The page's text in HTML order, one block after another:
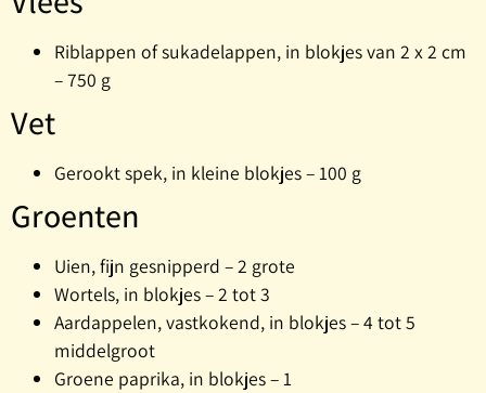
Riblappen of sukadelappen, in blokjes van 2 x 2 cm
– 750 g
Vet
Gerookt spek, in kleine blokjes – 100 g
Groenten
Uien, fijn gesnipperd – 2 grote
Wortels, in blokjes – 2 tot 3
Aardappelen, vastkokend, in blokjes – 4 tot 5
middelgroot
Groene paprika, in blokjes – 1